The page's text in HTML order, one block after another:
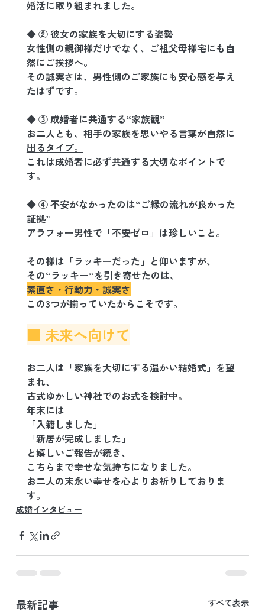
婚活に取り組まれました。
◆ ② 彼女の家族を大切にする姿勢
女性側の親御様だけでなく、ご祖父母様宅にも自
然にご挨拶へ。
その誠実さは、男性側のご家族にも安心感を与え
たはずです。
◆ ③ 成婚者に共通する“家族観”
お二人とも、 相手の家族を思いやる言葉が自然に
出るタイプ。
これは成婚者に必ず共通する大切なポイントで
す。
◆ ④ 不安がなかったのは“ご縁の流れが良かった
証拠”
アラフォー男性で「不安ゼロ」は珍しいこと。
その様は「ラッキーだった」と仰いますが、
その“ラッキー”を引き寄せたのは、
素直さ・行動力・誠実さ
この3つが揃っていたからこそです。
■ 未来へ向けて
お二人は「家族を大切にする温かい結婚式」を望
まれ、
古式ゆかしい神社でのお式を検討中。
年末には
「入籍しました」
「新居が完成しました」
と嬉しいご報告が続き、
こちらまで幸せな気持ちになりました。
お二人の末永い幸せを心よりお祈りしておりま
す。
成婚インタビュー
最新記事 すべて表示